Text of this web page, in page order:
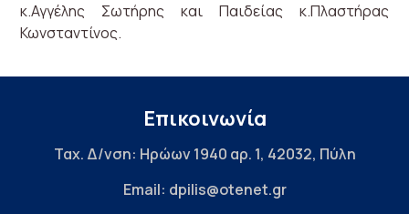
κ.Αγγέλης Σωτήρης και Παιδείας κ.Πλαστήρας
Κωνσταντίνος.
Επικοινωνία
Ταχ. Δ/νση: Ηρώων 1940 αρ. 1, 42032, Πύλη
Email: dpilis@otenet.gr